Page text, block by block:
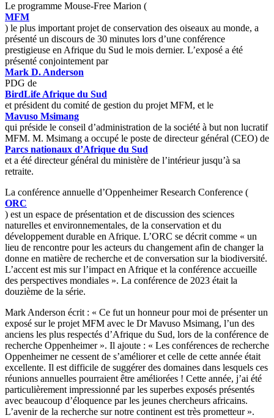
Le programme Mouse-Free Marion (
MFM
) le plus important projet de conservation des oiseaux au monde, a
présenté un discours de 30 minutes lors d’une conférence
prestigieuse en Afrique du Sud le mois dernier. L’exposé a été
présenté conjointement par
Mark D. Anderson
PDG de
BirdLife Afrique du Sud
et président du comité de gestion du projet MFM, et le
Mavuso Msimang
qui préside le conseil d’administration de la société à but non lucratif
MFM. M. Msimang a occupé le poste de directeur général (CEO) de
Parcs nationaux d’Afrique du Sud
et a été directeur général du ministère de l’intérieur jusqu’à sa
retraite.
La conférence annuelle d’Oppenheimer Research Conference (
ORC
) est un espace de présentation et de discussion des sciences
naturelles et environnementales, de la conservation et du
développement durable en Afrique. L’ORC se décrit comme « un
lieu de rencontre pour les acteurs du changement afin de changer la
donne en matière de recherche et de conversation sur la biodiversité.
L’accent est mis sur l’impact en Afrique et la conférence accueille
des perspectives mondiales ». La conférence de 2023 était la
douzième de la série.
Mark Anderson écrit : « Ce fut un honneur pour moi de présenter un
exposé sur le projet MFM avec le Dr Mavuso Msimang, l’un des
anciens les plus respectés d’Afrique du Sud, lors de la conférence de
recherche Oppenheimer ». Il ajoute : « Les conférences de recherche
Oppenheimer ne cessent de s’améliorer et celle de cette année était
excellente. Il est difficile de suggérer des domaines dans lesquels ces
réunions annuelles pourraient être améliorées ! Cette année, j’ai été
particulièrement impressionné par les superbes exposés présentés
avec beaucoup d’éloquence par les jeunes chercheurs africains.
L’avenir de la recherche sur notre continent est très prometteur ».